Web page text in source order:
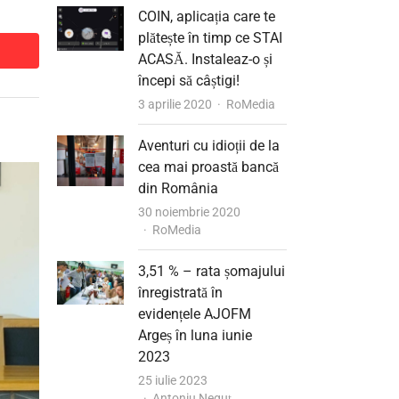
COIN, aplicația care te
plătește în timp ce STAI
ACASĂ. Instaleaz-o și
începi să câștigi!
3 aprilie 2020 Author
RoMedia
Aventuri cu idioții de la
cea mai proastă bancă
din România
30 noiembrie 2020
Author
RoMedia
3,51 % – rata șomajului
înregistrată în
evidențele AJOFM
Argeș în luna iunie
2023
25 iulie 2023